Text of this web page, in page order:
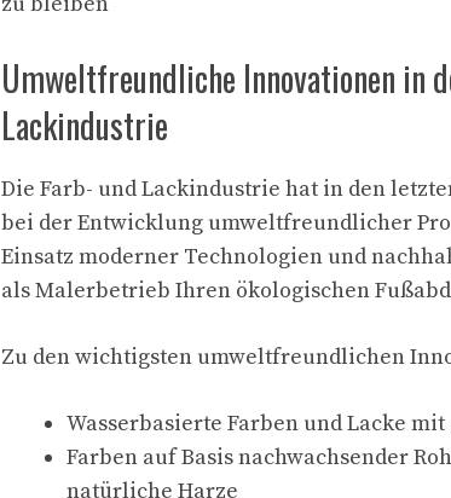
Umweltfreundliche Innovationen in
Lackindustrie
Die Farb- und Lackindustrie hat in den
bei der Entwicklung umweltfreundlicher
Einsatz moderner Technologien und
als Malerbetrieb Ihren ökologischen
Zu den wichtigsten umweltfreundlichen
Wasserbasierte Farben und Lacke
Farben auf Basis nachwachsender
natürliche Harze